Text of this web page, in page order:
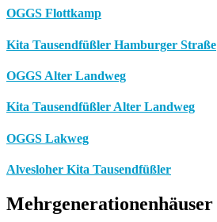
OGGS Flottkamp
Kita Tausendfüßler Hamburger Straße
OGGS Alter Landweg
Kita Tausendfüßler Alter Landweg
OGGS Lakweg
Alvesloher Kita Tausendfüßler
Mehrgenerationenhäuser